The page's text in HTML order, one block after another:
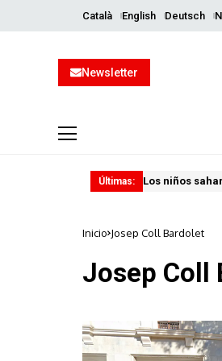
Català English Deutsch
Newsletter
Últimas: Los niños
Inicio Josep Coll Bardolet
Josep Coll